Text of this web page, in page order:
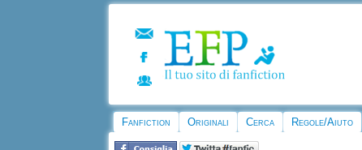
Fanfiction Originali Cerca Regole/Aiuto